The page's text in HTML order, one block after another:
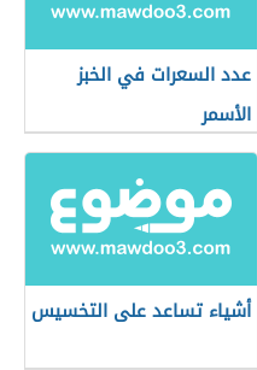
عدد السعرات في الخبز
الأسمر
أشياء تساعد على التخسيس